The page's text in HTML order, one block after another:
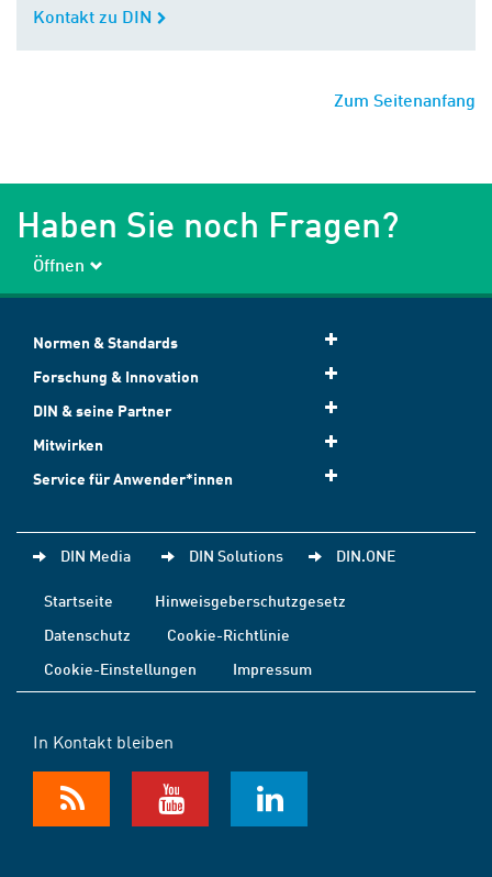
Kontakt zu DIN
Kontakt zu DIN
Zum Seitenanfang
Haben Sie noch Fragen?
Öffnen
Normen & Standards
Forschung & Innovation
DIN & seine Partner
Mitwirken
Service für Anwender*innen
DIN Media DIN Solutions DIN.ONE
Startseite
Hinweisgeberschutzgesetz
Datenschutz
Cookie-Richtlinie
Cookie-Einstellungen
Impressum
In Kontakt bleiben